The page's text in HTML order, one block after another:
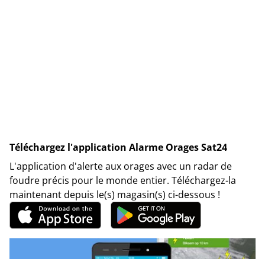
Téléchargez l'application Alarme Orages Sat24
L'application d'alerte aux orages avec un radar de
foudre précis pour le monde entier. Téléchargez-la
maintenant depuis le(s) magasin(s) ci-dessous !